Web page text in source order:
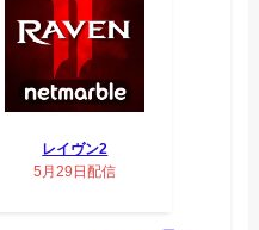
レイヴン2
5月29日配信